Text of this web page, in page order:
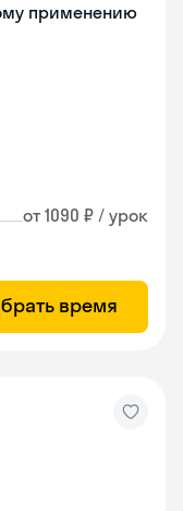
применению
от 1090 ₽ / урок
время